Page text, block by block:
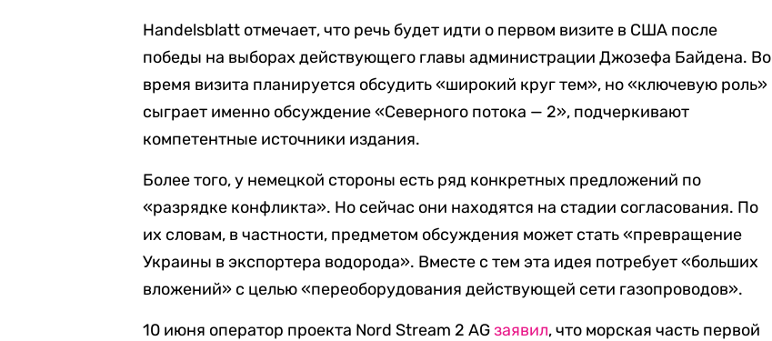
Handelsblatt отмечает, что речь будет идти о первом визите в США после
победы на выборах действующего главы администрации Джозефа Байдена. Во
время визита планируется обсудить «широкий круг тем», но «ключевую роль»
сыграет именно обсуждение «Северного потока — 2», подчеркивают
компетентные источники издания.
Более того, у немецкой стороны есть ряд конкретных предложений по
«разрядке конфликта». Но сейчас они находятся на стадии согласования. По
их словам, в частности, предметом обсуждения может стать «превращение
Украины в экспортера водорода». Вместе с тем эта идея потребует «больших
вложений» с целью «переоборудования действующей сети газопроводов».
10 июня оператор проекта Nord Stream 2 AGзаявил, что морская часть первой